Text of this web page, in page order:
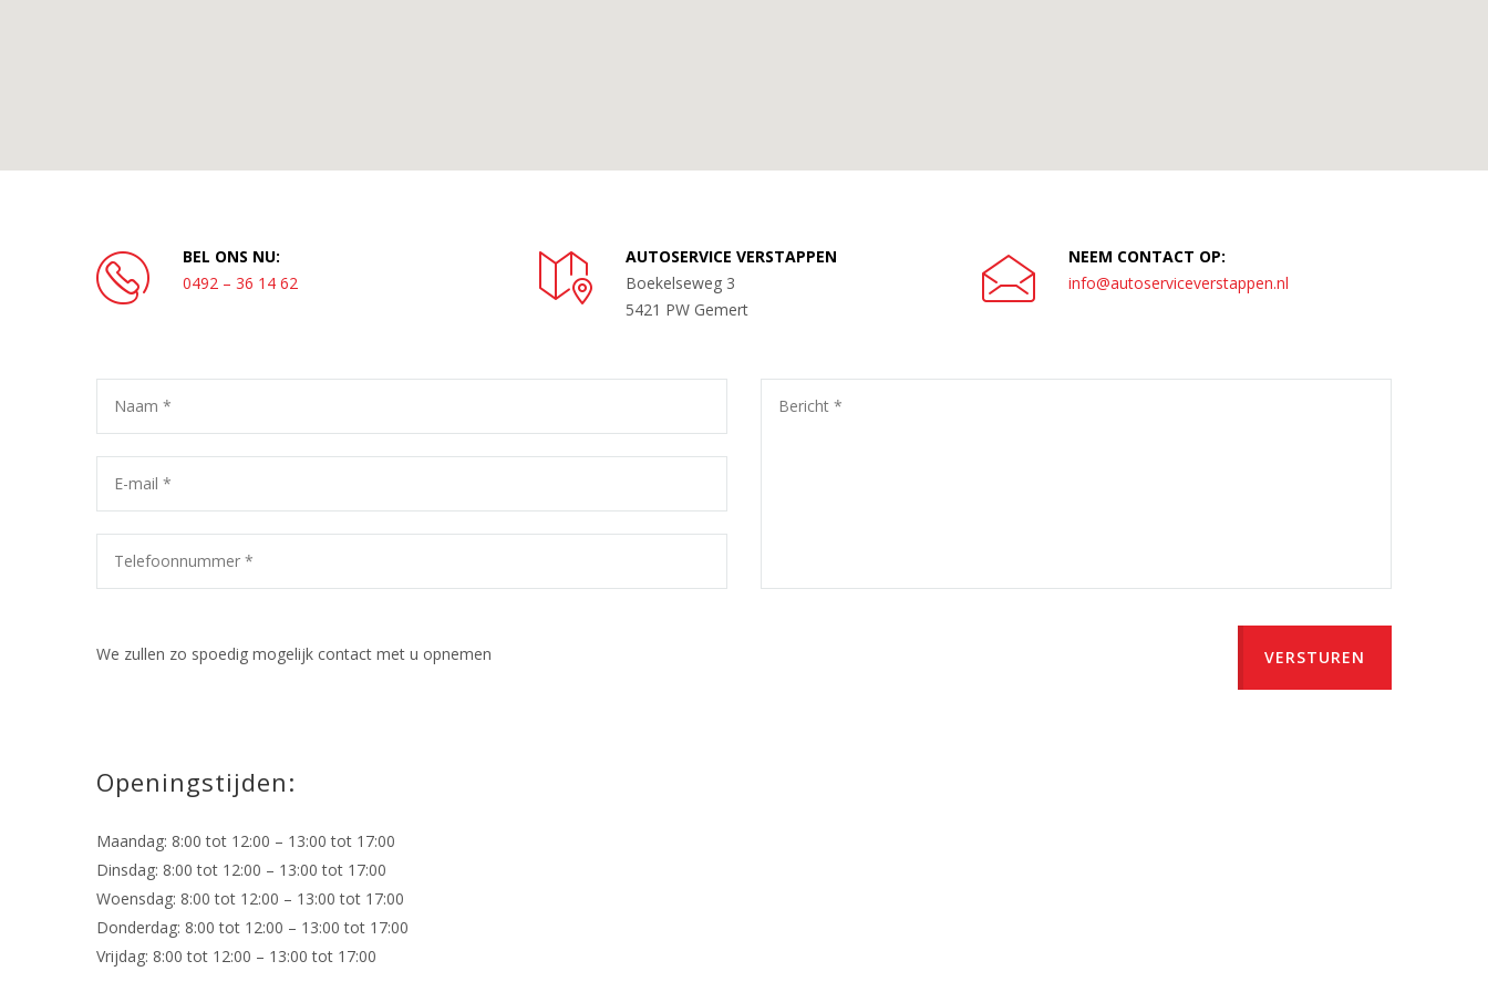
BEL ONS NU:
0492 – 36 14 62
AUTOSERVICE VERSTAPPEN
Boekelseweg 3
5421 PW Gemert
NEEM CONTACT OP:
info@autoserviceverstappen.nl
We zullen zo spoedig mogelijk contact met u opnemen VERSTUREN
Openingstijden:
Maandag: 8:00 tot 12:00 – 13:00 tot 17:00
Dinsdag: 8:00 tot 12:00 – 13:00 tot 17:00
Woensdag: 8:00 tot 12:00 – 13:00 tot 17:00
Donderdag: 8:00 tot 12:00 – 13:00 tot 17:00
Vrijdag: 8:00 tot 12:00 – 13:00 tot 17:00